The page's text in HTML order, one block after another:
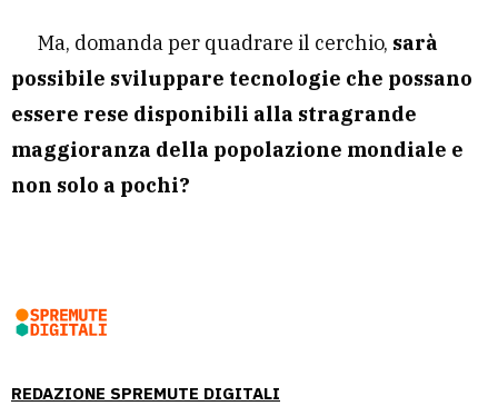
REDAZIONE SPREMUTE DIGITALI
Ma, domanda per quadrare il cerchio, sarà
possibile sviluppare tecnologie che possano
essere rese disponibili alla stragrande
maggioranza della popolazione mondiale e
non solo a pochi?